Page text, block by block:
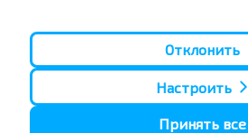
Подписаться
Отклонить
Настроить
Принять все